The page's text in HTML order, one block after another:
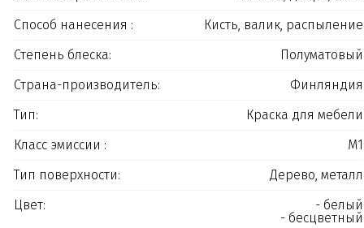
Способ нанесения :
Кисть, валик, распыление
Степень блеска:
Полуматовый
Страна-производитель:
Финляндия
Тип:
Краска для мебели
Класс эмиссии :
M1
Тип поверхности:
Дерево, металл
Цвет:
белый
бесцветный